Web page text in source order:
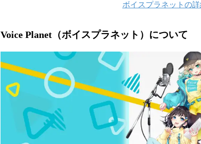
ボイスプラネットの
Voice Planet（ボイスプラネット）について